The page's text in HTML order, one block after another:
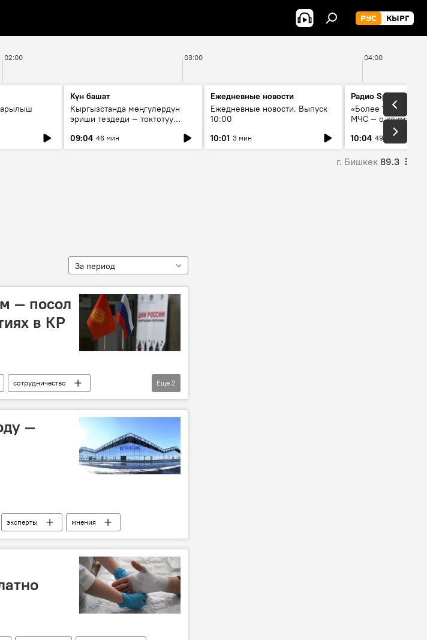
РУС КЫРГ
02:00 03:00 04:00
Күн башат
Кыргызстанда мөңгүлөрдүн
эриши тездеди — токтотуу
09:04 46 мин
Ежедневные новости
Ежедневные новости. Выпуск
10:00
10:01 3 мин
Радио Sputnik
«Более 1200 сёл в
МЧС — о климате,
системе
населения
10:04 49 мин
г. Бишкек 89.3
За период
— посол
в КР
сотрудничество
Еще 2
—
эксперты мнения